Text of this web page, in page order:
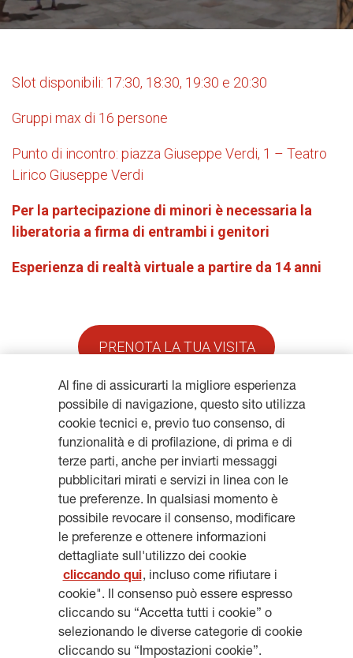
Slot disponibili: 17:30, 18:30, 19:30 e 20:30
Gruppi max di 16 persone
Punto di incontro: piazza Giuseppe Verdi, 1 – Teatro
Lirico Giuseppe Verdi
Per la partecipazione di minori è necessaria la
liberatoria a firma di entrambi i genitori
Esperienza di realtà virtuale a partire da 14 anni
PRENOTA LA TUA VISITA
Resta aggiornato, iscriviti alla
newsletter
ISCRIVITI
Al fine di assicurarti la migliore esperienza
possibile di navigazione, questo sito utilizza
cookie tecnici e, previo tuo consenso, di
funzionalità e di profilazione, di prima e di
terze parti, anche per inviarti messaggi
pubblicitari mirati e servizi in linea con le
tue preferenze. In qualsiasi momento è
possibile revocare il consenso, modificare
le preferenze e ottenere informazioni
dettagliate sull'utilizzo dei cookie
cliccando qui, incluso come rifiutare i
cookie". Il consenso può essere espresso
cliccando su “Accetta tutti i cookie” o
selezionando le diverse categorie di cookie
cliccando su “Impostazioni cookie”.